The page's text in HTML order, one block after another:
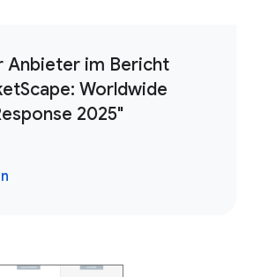
Anbieter im Bericht
Worldwide
2025"